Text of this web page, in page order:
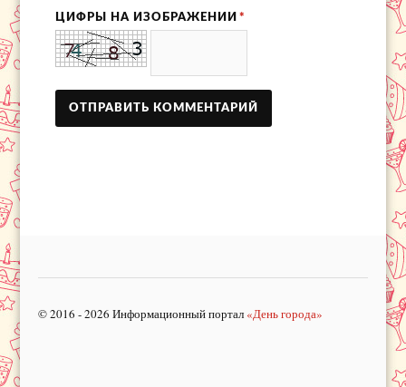
ЦИФРЫ НА ИЗОБРАЖЕНИИ *
© 2016 - 2026 Информационный портал «День города»